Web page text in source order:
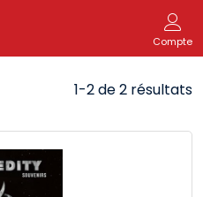
Compte
1-2 de 2 résultats